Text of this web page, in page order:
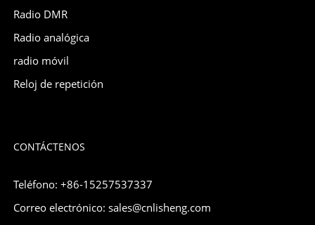
Radio DMR
Radio analógica
radio móvil
Reloj de repetición
CONTÁCTENOS
Teléfono: +86-15257537337
Correo electrónico: sales@cnlisheng.com